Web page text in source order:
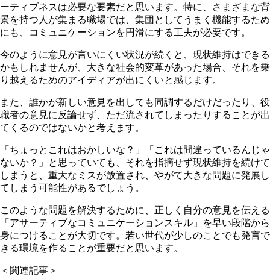
ーティブネスは必要な要素だと思います。特に、さまざまな背
景を持つ人が集まる職場では、集団としてうまく機能するため
にも、コミュニケーションを円滑にする工夫が必要です。
今のように意見が言いにくい状況が続くと、現状維持はできる
かもしれませんが、大きな社会的変革があった場合、それを乗
り越えるためのアイディアが出にくいと感じます。
また、誰かが新しい意見を出しても同調するだけだったり、役
職者の意見に反論せず、ただ流されてしまったりすることが出
てくるのではないかと考えます。
「ちょっとこれはおかしいな？」「これは間違っているんじゃ
ないか？」と思っていても、それを指摘せず現状維持を続けて
しまうと、重大なミスが放置され、やがて大きな問題に発展し
てしまう可能性があるでしょう。
このような問題を解決するために、正しく自分の意見を伝える
「アサーティブなコミュニケーションスキル」を早い段階から
身につけることが大切です。若い世代が少しのことでも発言で
きる環境を作ることが重要だと思います。
＜関連記事＞